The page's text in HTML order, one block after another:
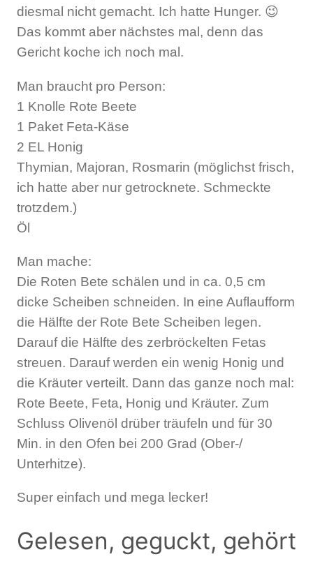
diesmal nicht gemacht. Ich hatte Hunger. 😉
Das kommt aber nächstes mal, denn das
Gericht koche ich noch mal.
Man braucht pro Person:
1 Knolle Rote Beete
1 Paket Feta-Käse
2 EL Honig
Thymian, Majoran, Rosmarin (möglichst frisch,
ich hatte aber nur getrocknete. Schmeckte
trotzdem.)
Öl
Man mache:
Die Roten Bete schälen und in ca. 0,5 cm
dicke Scheiben schneiden. In eine Auflaufform
die Hälfte der Rote Bete Scheiben legen.
Darauf die Hälfte des zerbröckelten Fetas
streuen. Darauf werden ein wenig Honig und
die Kräuter verteilt. Dann das ganze noch mal:
Rote Beete, Feta, Honig und Kräuter. Zum
Schluss Olivenöl drüber träufeln und für 30
Min. in den Ofen bei 200 Grad (Ober-/
Unterhitze).
Super einfach und mega lecker!
Gelesen, geguckt, gehört